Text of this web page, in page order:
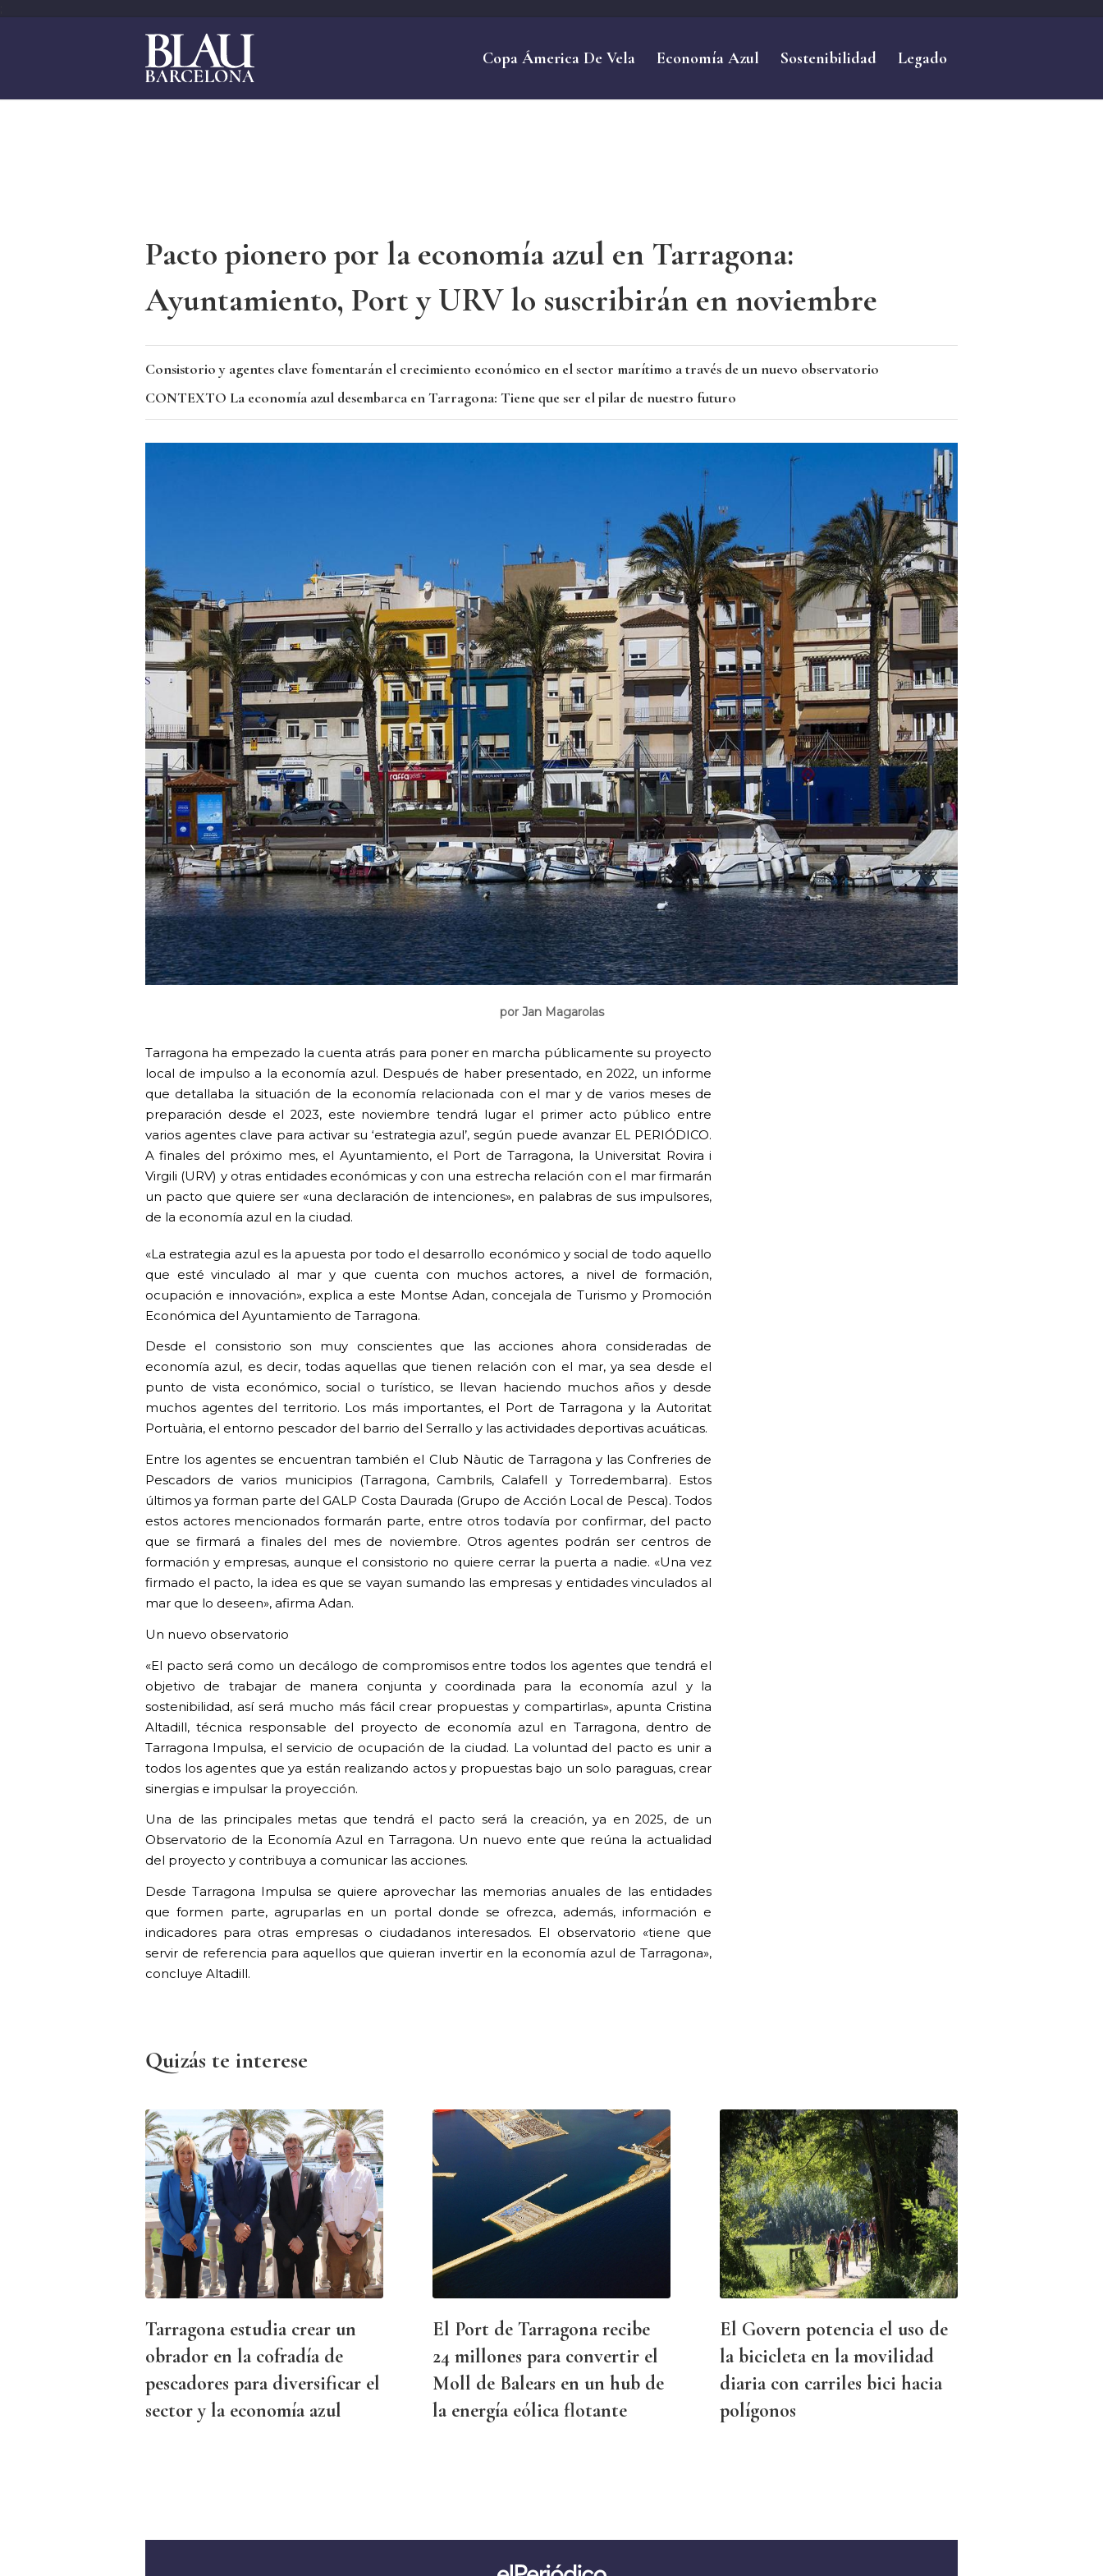
Copa Ámerica De Vela Economía Azul Sostenibilidad Legado
Pacto pionero por la economía azul en Tarragona:
Ayuntamiento, Port y URV lo suscribirán en noviembre
Consistorio y agentes clave fomentarán el crecimiento económico en el sector marítimo a través de un nuevo observatorio
CONTEXTO La economía azul desembarca en Tarragona: Tiene que ser el pilar de nuestro futuro
por Jan Magarolas
Tarragona ha empezado la cuenta atrás para poner en marcha públicamente su proyecto
local de impulso a la economía azul. Después de haber presentado, en 2022, un informe
que detallaba la situación de la economía relacionada con el mar y de varios meses de
preparación desde el 2023, este noviembre tendrá lugar el primer acto público entre
varios agentes clave para activar su ‘estrategia azul’, según puede avanzar EL PERIÓDICO.
A finales del próximo mes, el Ayuntamiento, el Port de Tarragona, la Universitat Rovira i
Virgili (URV) y otras entidades económicas y con una estrecha relación con el mar firmarán
un pacto que quiere ser «una declaración de intenciones», en palabras de sus impulsores,
de la economía azul en la ciudad.
«La estrategia azul es la apuesta por todo el desarrollo económico y social de todo aquello
que esté vinculado al mar y que cuenta con muchos actores, a nivel de formación,
ocupación e innovación», explica a este Montse Adan, concejala de Turismo y Promoción
Económica del Ayuntamiento de Tarragona.
Desde el consistorio son muy conscientes que las acciones ahora consideradas de
economía azul, es decir, todas aquellas que tienen relación con el mar, ya sea desde el
punto de vista económico, social o turístico, se llevan haciendo muchos años y desde
muchos agentes del territorio. Los más importantes, el Port de Tarragona y la Autoritat
Portuària, el entorno pescador del barrio del Serrallo y las actividades deportivas acuáticas.
Entre los agentes se encuentran también el Club Nàutic de Tarragona y las Confreries de
Pescadors de varios municipios (Tarragona, Cambrils, Calafell y Torredembarra). Estos
últimos ya forman parte del GALP Costa Daurada (Grupo de Acción Local de Pesca). Todos
estos actores mencionados formarán parte, entre otros todavía por confirmar, del pacto
que se firmará a finales del mes de noviembre. Otros agentes podrán ser centros de
formación y empresas, aunque el consistorio no quiere cerrar la puerta a nadie. «Una vez
firmado el pacto, la idea es que se vayan sumando las empresas y entidades vinculados al
mar que lo deseen», afirma Adan.
Un nuevo observatorio
«El pacto será como un decálogo de compromisos entre todos los agentes que tendrá el
objetivo de trabajar de manera conjunta y coordinada para la economía azul y la
sostenibilidad, así será mucho más fácil crear propuestas y compartirlas», apunta Cristina
Altadill, técnica responsable del proyecto de economía azul en Tarragona, dentro de
Tarragona Impulsa, el servicio de ocupación de la ciudad. La voluntad del pacto es unir a
todos los agentes que ya están realizando actos y propuestas bajo un solo paraguas, crear
sinergias e impulsar la proyección.
Una de las principales metas que tendrá el pacto será la creación, ya en 2025, de un
Observatorio de la Economía Azul en Tarragona. Un nuevo ente que reúna la actualidad
del proyecto y contribuya a comunicar las acciones.
Desde Tarragona Impulsa se quiere aprovechar las memorias anuales de las entidades
que formen parte, agruparlas en un portal donde se ofrezca, además, información e
indicadores para otras empresas o ciudadanos interesados. El observatorio «tiene que
servir de referencia para aquellos que quieran invertir en la economía azul de Tarragona»,
concluye Altadill.
Quizás te interese
Tarragona estudia crear un
obrador en la cofradía de
pescadores para diversificar el
sector y la economía azul
El Port de Tarragona recibe
24 millones para convertir el
Moll de Balears en un hub de
la energía eólica flotante
El Govern potencia el uso de
la bicicleta en la movilidad
diaria con carriles bici hacia
polígonos